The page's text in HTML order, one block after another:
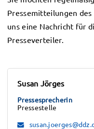
Pressemitteilungen des
uns eine Nachricht für
Presseverteiler.
Susan Jörges
Pressesprecherin
Pressestelle